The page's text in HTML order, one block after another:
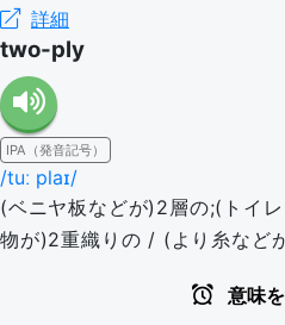
詳細
two-ply
IPA（発音記号）
/tuː plaɪ/
(ベニヤ板などが)2層の;(トイ
物が)2重織りの / (より糸など
意味